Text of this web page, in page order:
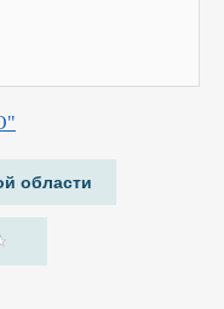
области